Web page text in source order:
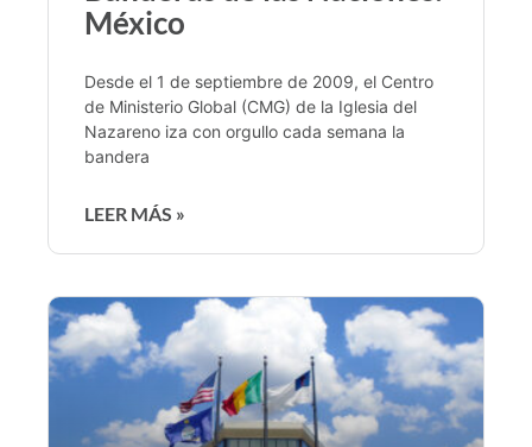
México
Desde el 1 de septiembre de 2009, el Centro
de Ministerio Global (CMG) de la Iglesia del
Nazareno iza con orgullo cada semana la
bandera
LEER MÁS »